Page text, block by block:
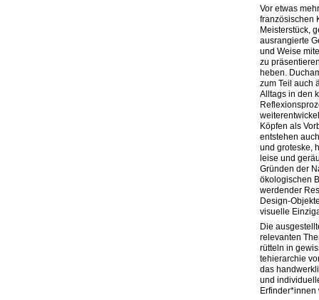
Vor etwas
französischen
Meisterstück,
ausrangierte
und Weise
zu
heben.
zum Teil auch
Alltags in den
Köpfen als
entstehen
und groteske,
leise und
Gründen der
ökologischen
werdender
Design-
visuelle
Die
relevanten
rütteln in
tehierarchie
das
und
Erfinder*innen